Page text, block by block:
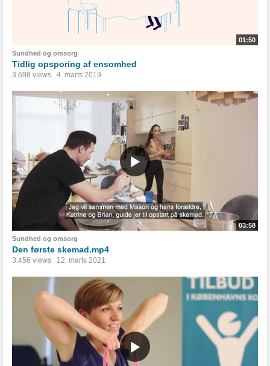
01:50
Sundhed og omsorg
Tidlig opsporing af ensomhed
3.698 views 4. marts 2019
03:58
Sundhed og omsorg
Den første skemad.mp4
3.456 views 12. marts 2021